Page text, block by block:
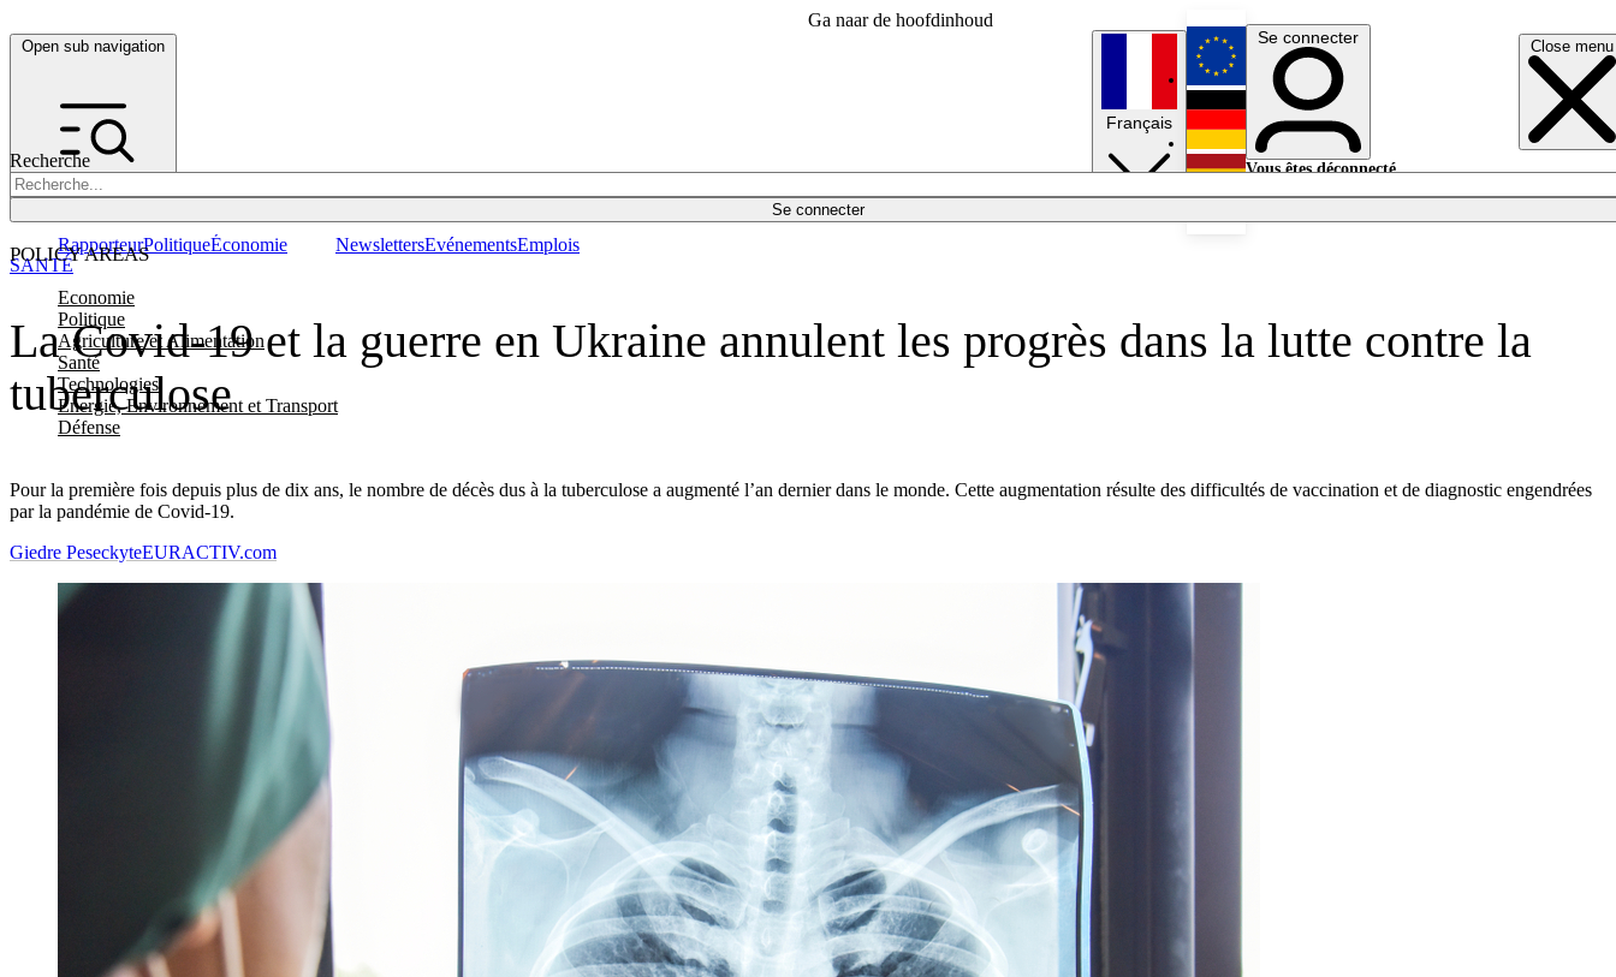
Ga naar de hoofdinhoud
Open sub navigation Close menu
Recherche
Se connecter
POLICY AREAS
Economie
Politique
Agriculture et Alimentation
Santé
Technologies
Energie, Environnement et Transport
Défense
RapporteurPolitiqueÉconomie NewslettersEvénementsEmplois
Français
English
Deutsch
Se connecter
Vous êtes déconnecté.
La Covid-19 et la guerre en Ukraine annulent les progrès dans la lutte contre la
tuberculose
Pour la première fois depuis plus de dix ans, le nombre de décès dus à la tuberculose a augmenté l’an dernier dans le monde. Cette augmentation résulte des difficultés de vaccination et de diagnostic engendrées
par la pandémie de Covid-19.
SANTÉ
Giedre PeseckyteEURACTIV.com